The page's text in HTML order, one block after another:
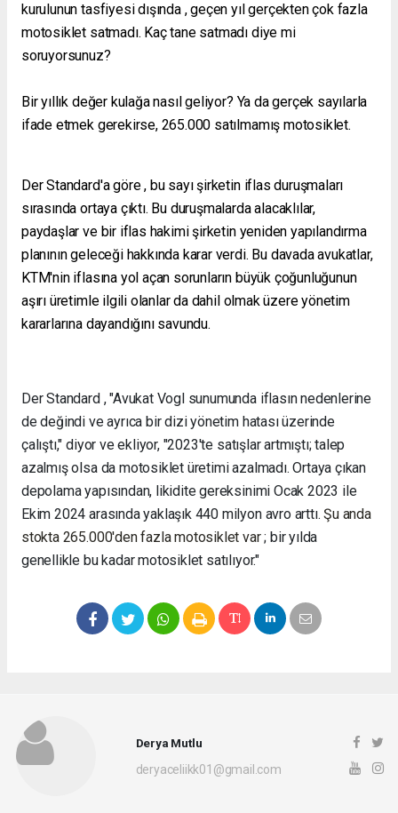
kurulunun tasfiyesi dışında , geçen yıl gerçekten çok fazla
motosiklet satmadı. Kaç tane satmadı diye mi
soruyorsunuz?
Bir yıllık değer kulağa nasıl geliyor? Ya da gerçek sayılarla
ifade etmek gerekirse, 265.000 satılmamış motosiklet.
Der Standard'a göre , bu sayı şirketin iflas duruşmaları
sırasında ortaya çıktı. Bu duruşmalarda alacaklılar,
paydaşlar ve bir iflas hakimi şirketin yeniden yapılandırma
planının geleceği hakkında karar verdi. Bu davada avukatlar,
KTM'nin iflasına yol açan sorunların büyük çoğunluğunun
aşırı üretimle ilgili olanlar da dahil olmak üzere yönetim
kararlarına dayandığını savundu.
Der Standard , "Avukat Vogl sunumunda iflasın nedenlerine
de değindi ve ayrıca bir dizi yönetim hatası üzerinde
çalıştı," diyor ve ekliyor, "2023'te satışlar artmıştı; talep
azalmış olsa da motosiklet üretimi azalmadı. Ortaya çıkan
depolama yapısından, likidite gereksinimi Ocak 2023 ile
Ekim 2024 arasında yaklaşık 440 milyon avro arttı.Şu anda
stokta 265.000'den fazla motosiklet var; bir yılda
genellikle bu kadar motosiklet satılıyor."
Derya Mutlu
deryaceliikk01@gmail.com